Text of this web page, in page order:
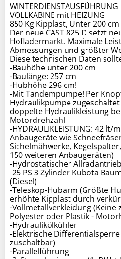
WINTERDIENSTAUSFÜHRUNG
VOLLKABINE mit HEIZUNG
850 Kg Kipplast, Unter 200
Der neue CAST 825 D setzt
Hofladermarkt. Maximale
Abmessungen und größter
Diese technischen Daten
-Bauhöhe unter 200 cm
-Baulänge: 257 cm
-Hubhöhe 296 cm!
-Mit Tandempumpe! Per
Hydraulikpumpe
doppelte Hydraulikleistung
Motordrehzahl
-HYDRAULIKLEISTUNG: 42 lt/
Anbaugeräte wie
Sichelmähwerke,
150 weiteren Anbaugeräten)
-Hydrostatischer Allradantrieb
-25 PS 3 Zylinder Kubota
(Diesel)
-Teleskop-Hubarm (Größte
erhöhte Kipplast durch
-Vollmetallverkleidung (Keine
Polyester oder Plastik -
-Hydraulikölkühler
-Elektrische
zuschaltbar)
-Parallelführung